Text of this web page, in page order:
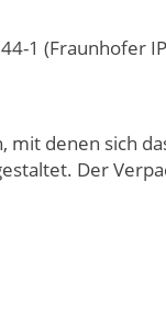
1 (Fraunhofer
mit denen sich
Der